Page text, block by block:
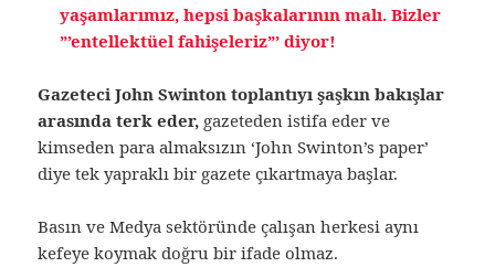
yaşamlarımız, hepsi başkalarının malı. Bizler
”’entellektüel fahişeleriz”’ diyor!
Gazeteci John Swinton toplantıyı şaşkın bakışlar
arasında terk eder, gazeteden istifa eder ve
kimseden para almaksızın ‘John Swinton’s paper’
diye tek yapraklı bir gazete çıkartmaya başlar.
Basın ve Medya sektöründe çalışan herkesi aynı
kefeye koymak doğru bir ifade olmaz.